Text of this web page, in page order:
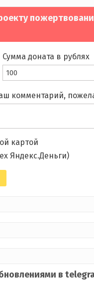
Сумма доната в рублях
комментарий,
картой
Яндекс.Деньги)
в